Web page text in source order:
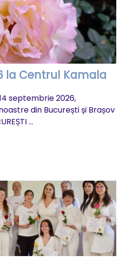
la Centrul Kamala
septembrie 2026,
din București și Brașov
...